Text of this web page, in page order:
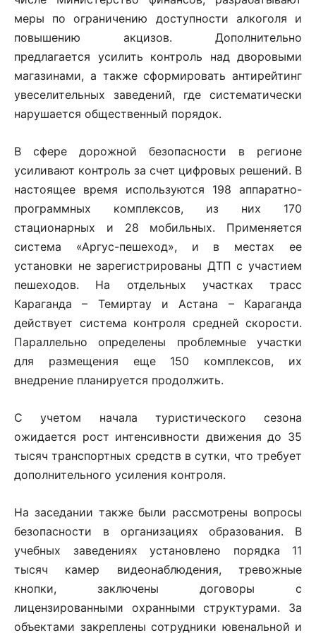
меры по ограничению доступности алкоголя и
повышению акцизов. Дополнительно
предлагается усилить контроль над дворовыми
магазинами, а также сформировать антирейтинг
увеселительных заведений, где систематически
нарушается общественный порядок.
В сфере дорожной безопасности в регионе
усиливают контроль за счет цифровых решений. В
настоящее время используются 198 аппаратно-
программных комплексов, из них 170
стационарных и 28 мобильных. Применяется
система «Аргус-пешеход», и в местах ее
установки не зарегистрированы ДТП с участием
пешеходов. На отдельных участках трасс
Караганда – Темиртау и Астана – Караганда
действует система контроля средней скорости.
Параллельно определены проблемные участки
для размещения еще 150 комплексов, их
внедрение планируется продолжить.
С учетом начала туристического сезона
ожидается рост интенсивности движения до 35
тысяч транспортных средств в сутки, что требует
дополнительного усиления контроля.
На заседании также были рассмотрены вопросы
безопасности в организациях образования. В
учебных заведениях установлено порядка 11
тысяч камер видеонаблюдения, тревожные
кнопки, заключены договоры с
лицензированными охранными структурами. За
объектами закреплены сотрудники ювенальной и